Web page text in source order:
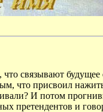
связывают
что присвоил
И потом
претендентов и